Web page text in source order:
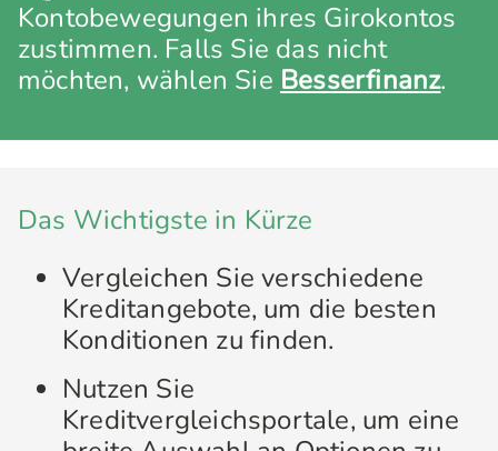
Kontobewegungen ihres Girokontos
zustimmen. Falls Sie das nicht
möchten, wählen Sie Besserfinanz.
Das Wichtigste in Kürze
Vergleichen Sie verschiedene
Kreditangebote, um die besten
Konditionen zu finden.
Nutzen Sie
Kreditvergleichsportale, um eine